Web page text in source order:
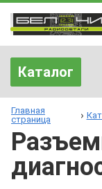
Каталог
Главная
страница